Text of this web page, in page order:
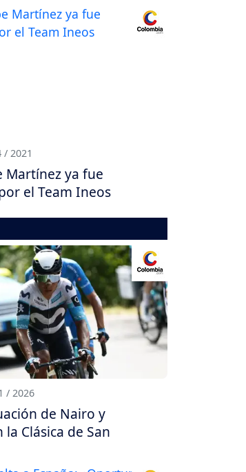
/ 2021
Martínez ya fue
el Team Ineos
/ 2026
de Nairo y
Clásica de San